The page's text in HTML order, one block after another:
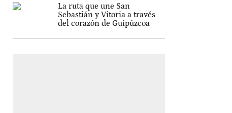
La ruta que une San
Sebastián y Vitoria a través
del corazón de Guipúzcoa